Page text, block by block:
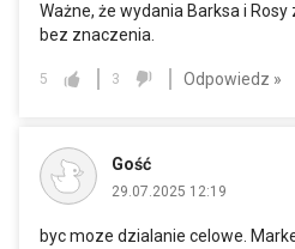
Ważne, że wydania Barksa i
bez znaczenia.
5 3 Odpowiedz »
Gość
29.07.2025 12:19
byc moze dzialanie celowe.